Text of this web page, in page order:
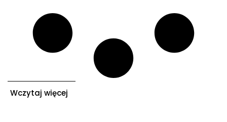
Wczytaj więcej